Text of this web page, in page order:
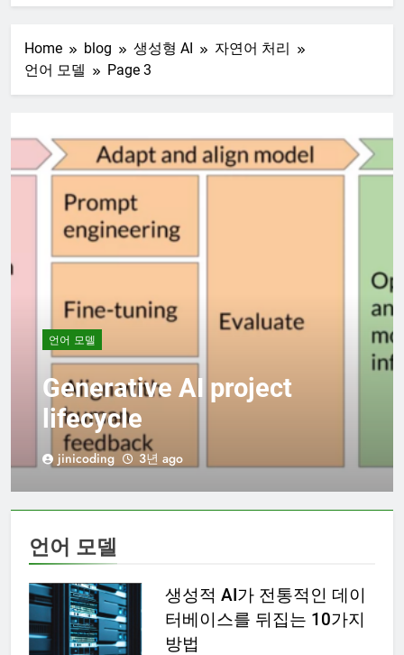
Home blog 생성형 AI
자연어 처리
언어 모델
Page 3
언어 모델
Generative AI project
lifecycle
jinicoding 3년 ago
언어 모델
생성적 AI가 전통적인 데이
터베이스를 뒤집는 10가지
방법